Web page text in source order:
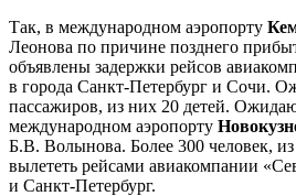
Так, в международном аэропорту
Леонова по причине позднего
объявлены задержки рейсов
в города Санкт-Петербург и Сочи.
пассажиров, из них 20 детей.
международном аэропорту
Б.В. Волынова. Более 300 человек,
вылететь рейсами авиакомпании
и Санкт-Петербург.